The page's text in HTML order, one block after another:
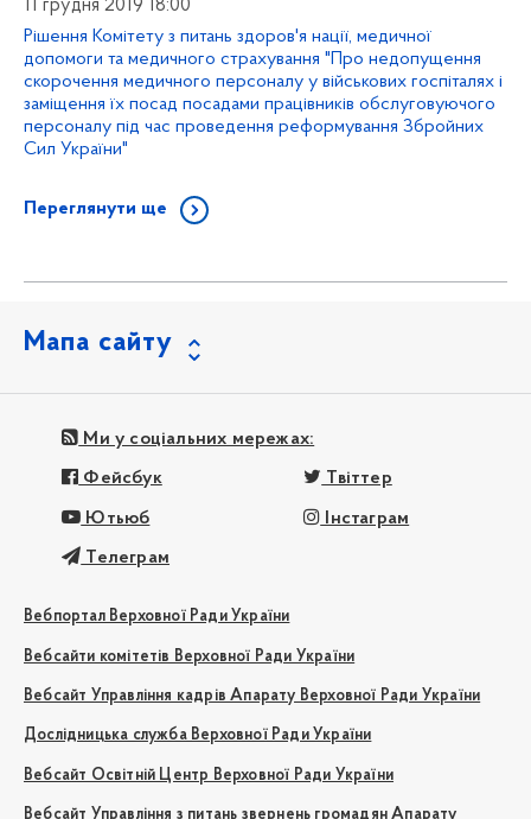
11 грудня 2019 18:00
Рішення Комітету з питань здоров'я нації, медичної
допомоги та медичного страхування "Про недопущення
скорочення медичного персоналу у військових госпіталях і
заміщення їх посад посадами працівників обслуговуючого
персоналу під час проведення реформування Збройних
Сил України"
Переглянути ще
Мапа сайту
Ми у соціальних мережах:
Фейсбук Твіттер
Ютьюб Інстаграм
Телеграм
Вебпортал Верховної Ради України
Вебсайти комітетів Верховної Ради України
Вебсайт Управління кадрів Апарату Верховної Ради України
Дослідницька служба Верховної Ради України
Вебсайт Освітній Центр Верховної Ради України
Вебсайт Управління з питань звернень громадян Апарату